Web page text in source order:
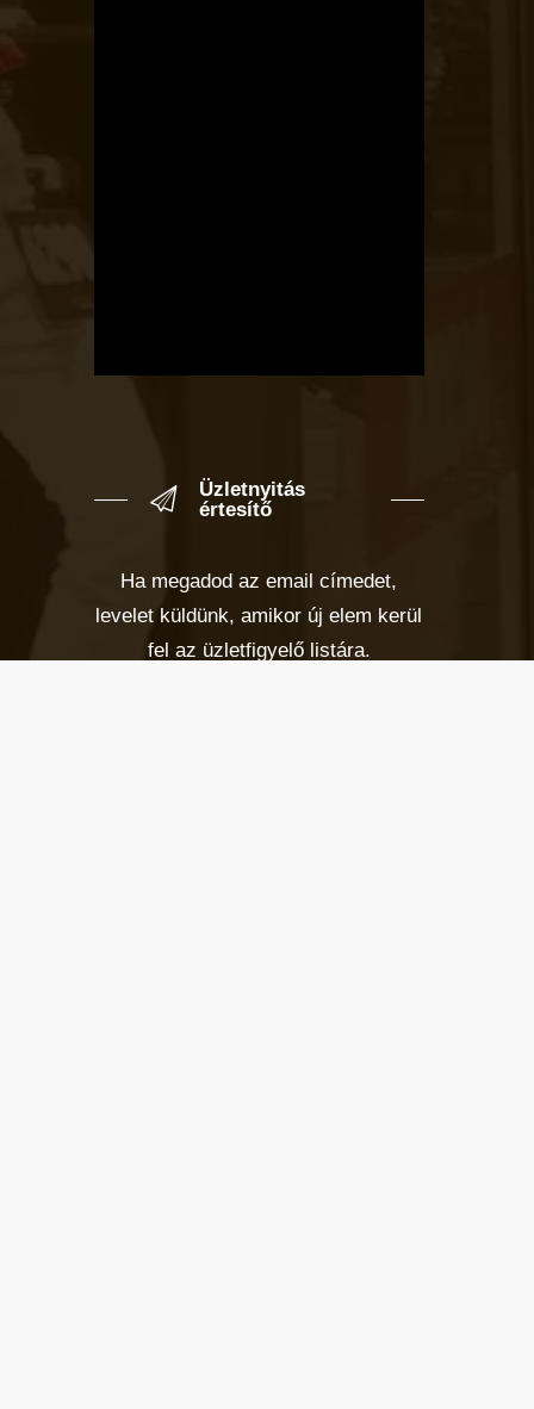
Üzletnyitás
értesítő
Ha megadod az email címedet,
levelet küldünk, amikor új elem kerül
fel az üzletfigyelő listára.